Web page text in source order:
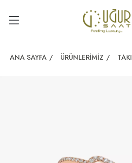
ANA SAYFA / ÜRÜNLERIMIZ / TAKI